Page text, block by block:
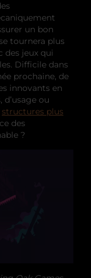
un bon
tournera plus
des jeux qui
Difficile dans
prochaine, de
innovants en
ou
structures plus
des
?